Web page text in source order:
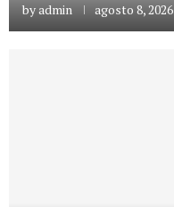
byadmin agosto 8, 2026